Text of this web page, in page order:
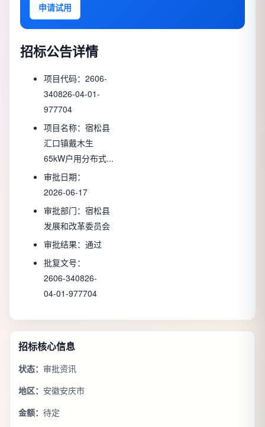
申请试用
招标公告详情
项目代码： 2606-
340826-04-01-
977704
项目名称： 宿松县
汇口镇戴木生
65kW户用分布式...
审批日期：
2026-06-17
审批部门： 宿松县
发展和改革委员会
审批结果： 通过
批复文号：
2606-340826-
04-01-977704
招标核心信息
状态： 审批资讯
地区： 安徽安庆市
金额： 待定